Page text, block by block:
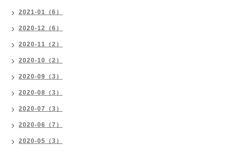
2021-01（6）
2020-12（6）
2020-11（2）
2020-10（2）
2020-09（3）
2020-08（3）
2020-07（3）
2020-06（7）
2020-05（3）